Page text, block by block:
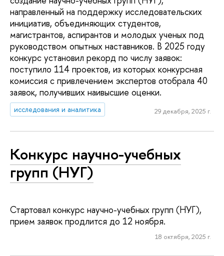
направленный на поддержку исследовательских
инициатив, объединяющих студентов,
магистрантов, аспирантов и молодых ученых под
руководством опытных наставников. В 2025 году
конкурс установил рекорд по числу заявок:
поступило 114 проектов, из которых конкурсная
комиссия с привлечением экспертов отобрала 40
заявок, получивших наивысшие оценки.
исследования и аналитика 29 декабря, 2025 г.
Конкурс научно-учебных
групп (НУГ)
Стартовал конкурс научно-учебных групп (НУГ),
прием заявок продлится до 12 ноября.
18 октября, 2025 г.